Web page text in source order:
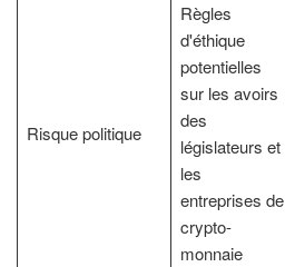
Risque politique
Règles
d'éthique
potentielles
sur les avoirs
des
législateurs et
les
entreprises de
crypto-
monnaie